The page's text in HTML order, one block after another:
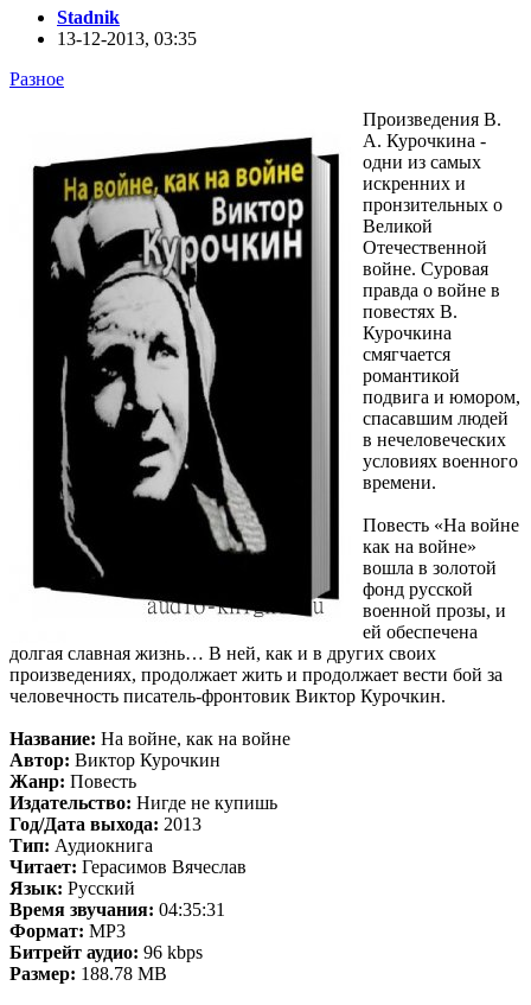
Stadnik
13-12-2013, 03:35
Разное
Произведения В.
А. Курочкина -
одни из самых
искренних и
пронзительных о
Великой
Отечественной
войне. Суровая
правда о войне в
повестях В.
Курочкина
смягчается
романтикой
подвига и юмором,
спасавшим людей
в нечеловеческих
условиях военного
времени.
Повесть «На войне
как на войне»
вошла в золотой
фонд русской
военной прозы, и
ей обеспечена
долгая славная жизнь… В ней, как и в других своих
произведениях, продолжает жить и продолжает вести бой за
человечность писатель-фронтовик Виктор Курочкин.
Название: На войне, как на войне
Автор: Виктор Курочкин
Жанр: Повесть
Издательство: Нигде не купишь
Год/Дата выхода: 2013
Тип: Аудиокнига
Читает: Герасимов Вячеслав
Язык: Русский
Время звучания: 04:35:31
Формат: MP3
Битрейт аудио: 96 kbps
Размер: 188.78 MB